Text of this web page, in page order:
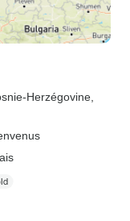
Herzégovine